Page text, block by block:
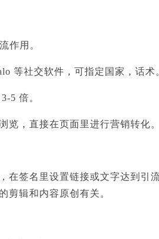
作用。
等社交软件，可指定国家，话术
5 倍。
览，直接在页面里进行营销转化。
在签名里设置链接或文字达到引
剪辑和内容原创有关。